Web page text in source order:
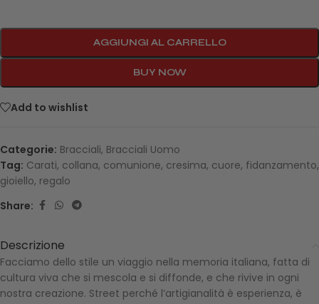
AGGIUNGI AL CARRELLO
BUY NOW
Add to wishlist
Categorie: Bracciali, Bracciali Uomo
Tag: Carati, collana, comunione, cresima, cuore, fidanzamento,
gioiello, regalo
Share:
Descrizione
Facciamo dello stile un viaggio nella memoria italiana, fatta di
cultura viva che si mescola e si diffonde, e che rivive in ogni
nostra creazione. Street perché l’artigianalità è esperienza, è